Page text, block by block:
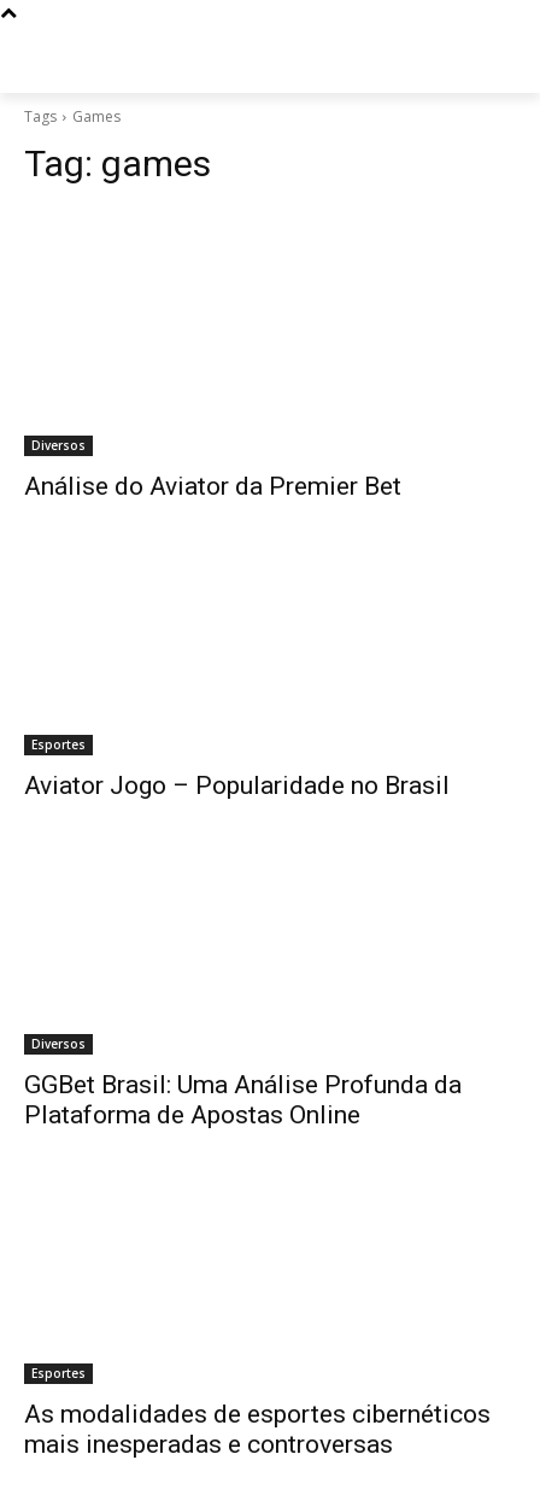
Tags Games
Tag: games
Diversos
Análise do Aviator da Premier Bet
Esportes
Aviator Jogo – Popularidade no Brasil
Diversos
GGBet Brasil: Uma Análise Profunda da
Plataforma de Apostas Online
Esportes
As modalidades de esportes cibernéticos
mais inesperadas e controversas